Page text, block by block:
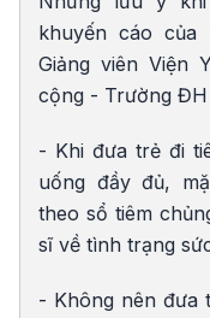
khuyến cáo của
Giảng viên Viện
cộng - Trường ĐH
- Khi đưa trẻ đi
uống đầy đủ,
theo sổ tiêm
sĩ về tình trạng
- Không nên đưa